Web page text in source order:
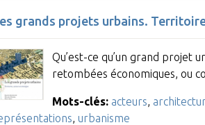
grands projets urbains.
Qu’est-ce qu’un grand projet
retombées économiques, ou
Mots-clés: acteurs
urbanisme